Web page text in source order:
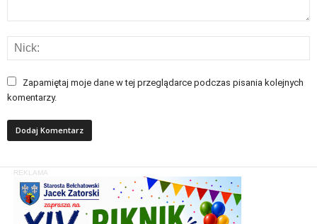
Zapamiętaj moje dane w tej przeglądarce podczas pisania kolejnych
komentarzy.
REKLAMA